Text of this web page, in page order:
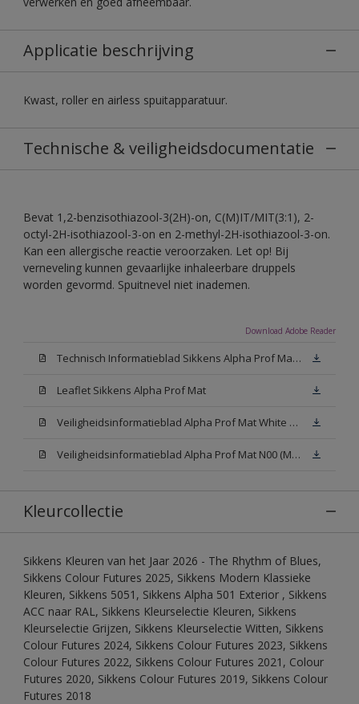
Applicatie beschrijving
Kwast, roller en airless spuitapparatuur.
Technische & veiligheidsdocumentatie
Bevat 1,2-benzisothiazool-3(2H)-on, C(M)IT/MIT(3:1), 2-
octyl-2H-isothiazool-3-on en 2-methyl-2H-isothiazool-3-on.
Kan een allergische reactie veroorzaken. Let op! Bij
verneveling kunnen gevaarlijke inhaleerbare druppels
worden gevormd. Spuitnevel niet inademen.
Download Adobe Reader
Technisch Informatieblad Sikkens Alpha Prof Mat(PDF)
Leaflet Sikkens Alpha Prof Mat
Veiligheidsinformatieblad Alpha Prof Mat White W05 (MSDS)
Veiligheidsinformatieblad Alpha Prof Mat N00 (MSDS)
Kleurcollectie
Sikkens Kleuren van het Jaar 2026 - The Rhythm of Blues,
Sikkens Colour Futures 2025, Sikkens Modern Klassieke
Kleuren, Sikkens 5051, Sikkens Alpha 501 Exterior , Sikkens
ACC naar RAL, Sikkens Kleurselectie Kleuren, Sikkens
Kleurselectie Grijzen, Sikkens Kleurselectie Witten, Sikkens
Colour Futures 2024, Sikkens Colour Futures 2023, Sikkens
Colour Futures 2022, Sikkens Colour Futures 2021, Colour
Futures 2020, Sikkens Colour Futures 2019, Sikkens Colour
Futures 2018